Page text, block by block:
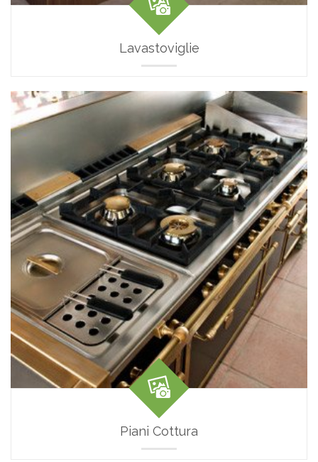
Lavastoviglie
Piani Cottura